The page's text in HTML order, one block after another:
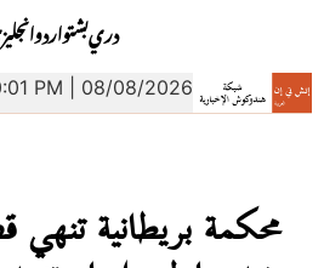
اردوبشتودري
PM | 08/08/2026
محكمة بريطانية تنهي